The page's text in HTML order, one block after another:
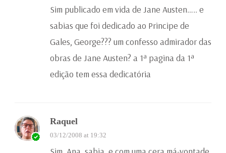
Sim publicado em vida de Jane Austen….. e
sabias que foi dedicado ao Principe de
Gales, George??? um confesso admirador das
obras de Jane Austen? a 1ª pagina da 1ª
edição tem essa dedicatória
Raquel
03/12/2008 at 19:32